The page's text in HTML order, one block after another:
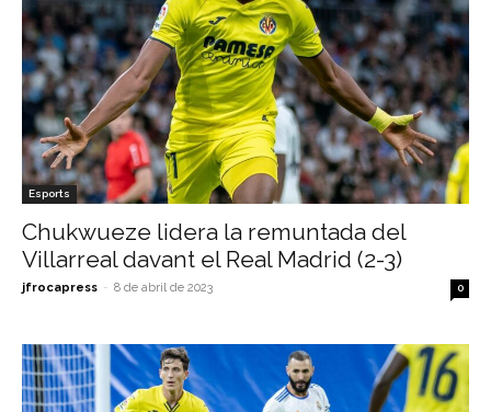
Esports
Chukwueze lidera la remuntada del
Villarreal davant el Real Madrid (2-3)
jfrocapress - 8 de abril de 2023 0